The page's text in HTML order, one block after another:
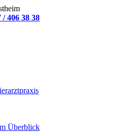
/ 406 38 38
Überblick